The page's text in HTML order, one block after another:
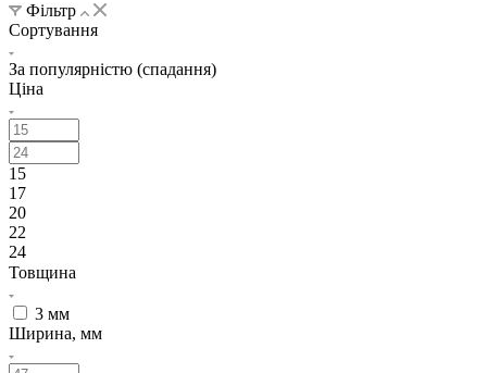
Фільтр
Сортування
За популярністю (спадання)
Ціна
15
17
20
22
24
Товщина
3 мм
Ширина, мм